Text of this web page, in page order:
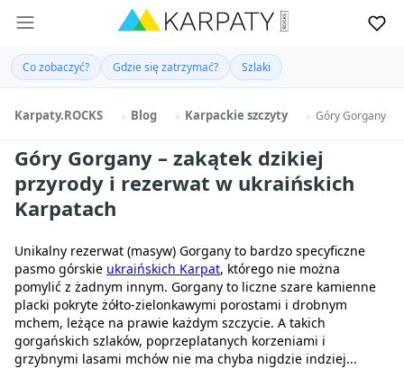
Co zobaczyć? Gdzie się zatrzymać? Szlaki
Karpaty.ROCKS Blog Karpackie szczyty Góry Gorgany –
Góry Gorgany – zakątek dzikiej
przyrody i rezerwat w ukraińskich
Karpatach
Unikalny rezerwat (masyw) Gorgany to bardzo specyficzne
pasmo górskie ukraińskich Karpat, którego nie można
pomylić z żadnym innym. Gorgany to liczne szare kamienne
placki pokryte żółto-zielonkawymi porostami i drobnym
mchem, leżące na prawie każdym szczycie. A takich
gorgańskich szlaków, poprzeplatanych korzeniami i
grzybnymi lasami mchów nie ma chyba nigdzie indziej...